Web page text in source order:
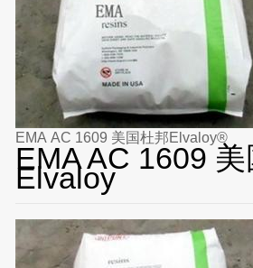
EMA AC 1609 美国杜邦Elvaloy®
EMA AC 1609
Elvaloy